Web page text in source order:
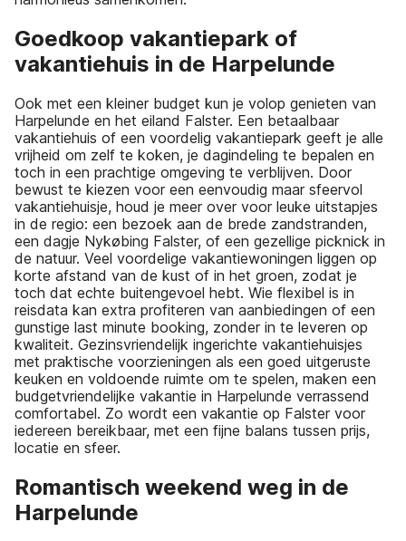
Goedkoop vakantiepark of
vakantiehuis in de Harpelunde
Ook met een kleiner budget kun je volop genieten van
Harpelunde en het eiland Falster. Een betaalbaar
vakantiehuis of een voordelig vakantiepark geeft je alle
vrijheid om zelf te koken, je dagindeling te bepalen en
toch in een prachtige omgeving te verblijven. Door
bewust te kiezen voor een eenvoudig maar sfeervol
vakantiehuisje, houd je meer over voor leuke uitstapjes
in de regio: een bezoek aan de brede zandstranden,
een dagje Nykøbing Falster, of een gezellige picknick in
de natuur. Veel voordelige vakantiewoningen liggen op
korte afstand van de kust of in het groen, zodat je
toch dat echte buitengevoel hebt. Wie flexibel is in
reisdata kan extra profiteren van aanbiedingen of een
gunstige last minute booking, zonder in te leveren op
kwaliteit. Gezinsvriendelijk ingerichte vakantiehuisjes
met praktische voorzieningen als een goed uitgeruste
keuken en voldoende ruimte om te spelen, maken een
budgetvriendelijke vakantie in Harpelunde verrassend
comfortabel. Zo wordt een vakantie op Falster voor
iedereen bereikbaar, met een fijne balans tussen prijs,
locatie en sfeer.
Romantisch weekend weg in de
Harpelunde